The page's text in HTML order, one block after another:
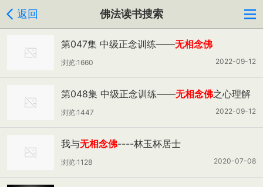
返回 佛法读书搜索
第047集 中级正念训练——无相念佛
2022-09-12
浏览:1660
第048集 中级正念训练——无相念佛之心理解
剖与心理矫正
2022-09-12
浏览:1447
我与无相念佛----林玉杯居士
2020-07-08
浏览:1128